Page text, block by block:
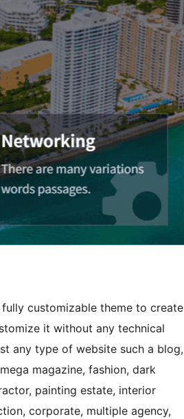
fully customizable theme to create
it without any technical
any type of website such a blog,
magazine, fashion, dark
painting estate, interior
corporate, multiple agency,